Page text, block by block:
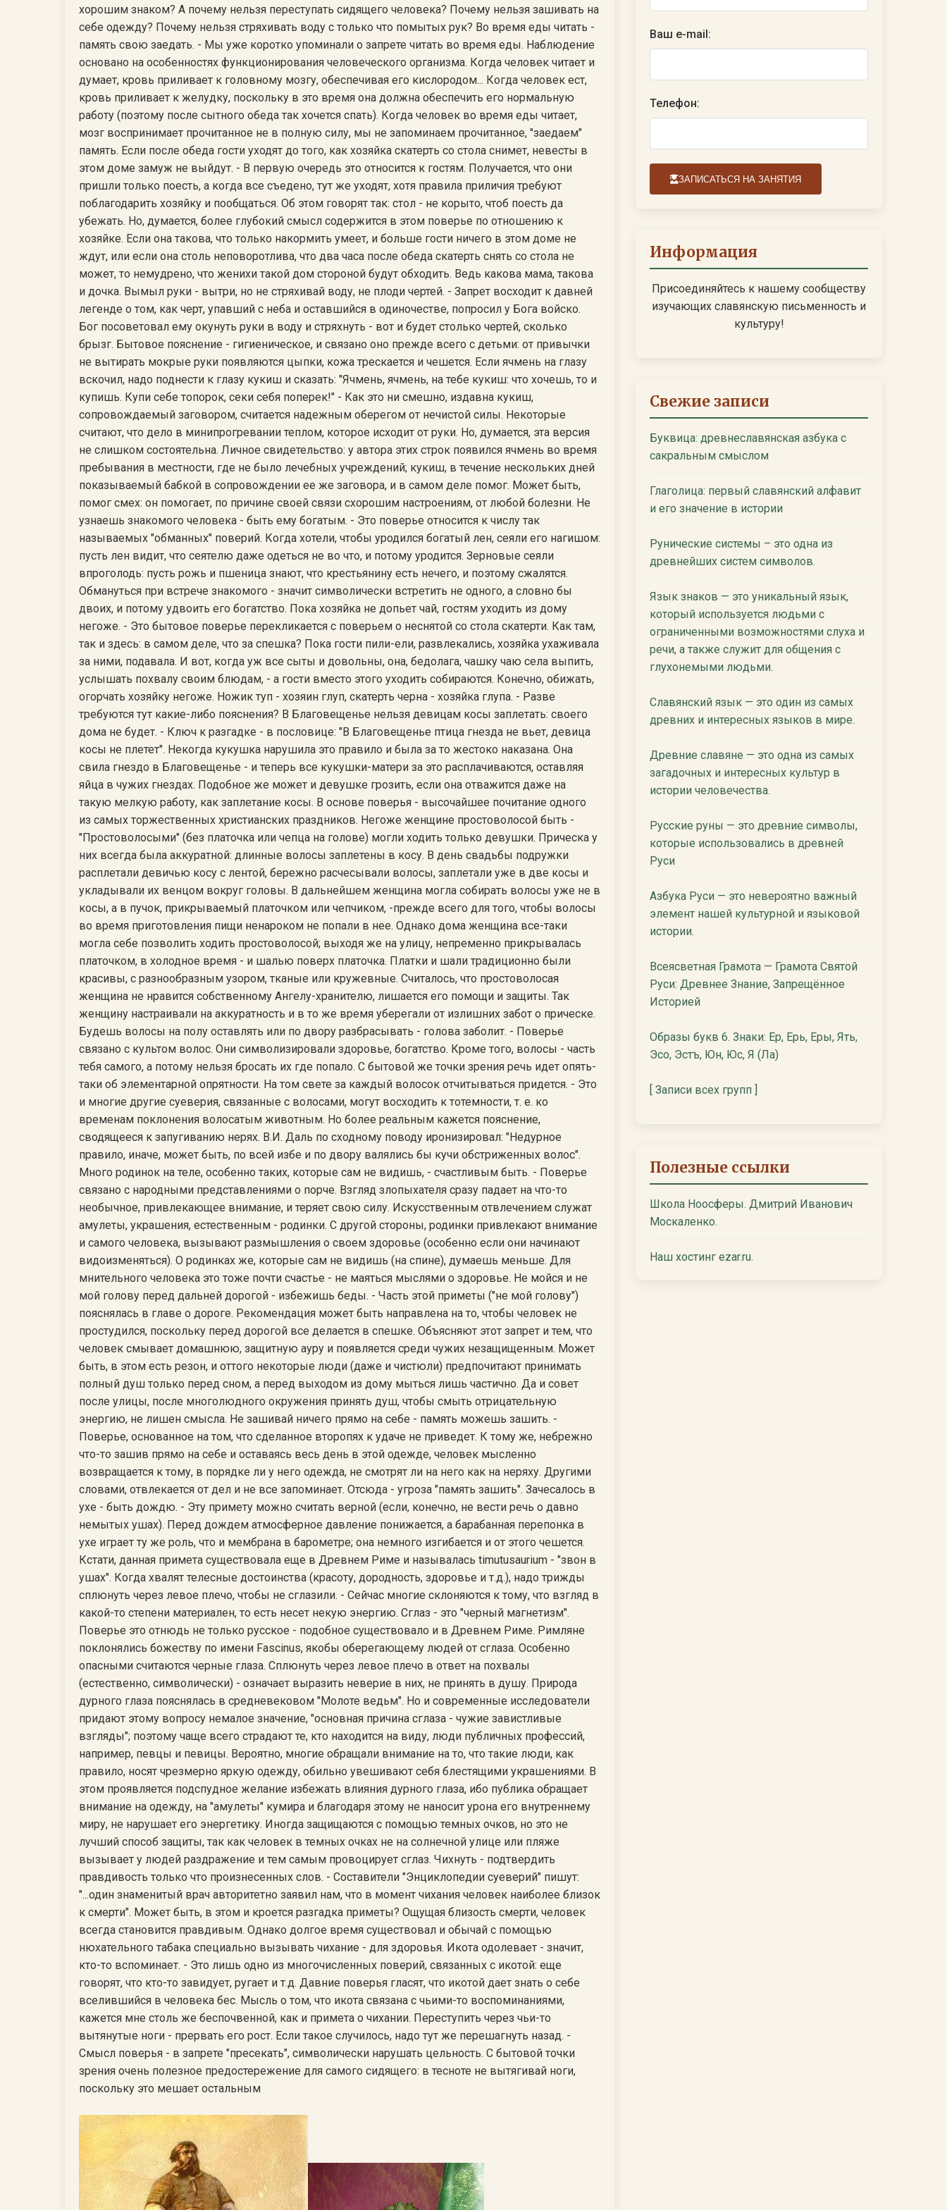
Ваш e-mail:
Телефон:
ЗАПИСАТЬСЯ НА ЗАНЯТИЯ
Информация
Присоединяйтесь к нашему сообществу
изучающих славянскую письменность и
культуру!
Свежие записи
Буквица: древнеславянская азбука с
сакральным смыслом
Глаголица: первый славянский алфавит
и его значение в истории
Рунические системы – это одна из
древнейших систем символов.
Язык знаков — это уникальный язык,
который используется людьми с
ограниченными возможностями слуха и
речи, а также служит для общения с
глухонемыми людьми.
Славянский язык — это один из самых
древних и интересных языков в мире.
Древние славяне — это одна из самых
загадочных и интересных культур в
истории человечества.
Русские руны — это древние символы,
которые использовались в древней
Руси
Азбука Руси — это невероятно важный
элемент нашей культурной и языковой
истории.
Всеясветная Грамота — Грамота Святой
Руси: Древнее Знание, Запрещённое
Историей
Образы букв 6. Знаки: Ер, Ерь, Еры, Ять,
Эсо, Эстъ, Юн, Юс, Я (Ла)
[ Записи всех групп ]
Полезные ссылки
Школа Ноосферы. Дмитрий Иванович
Москаленко.
Наш хостинг ezar.ru.